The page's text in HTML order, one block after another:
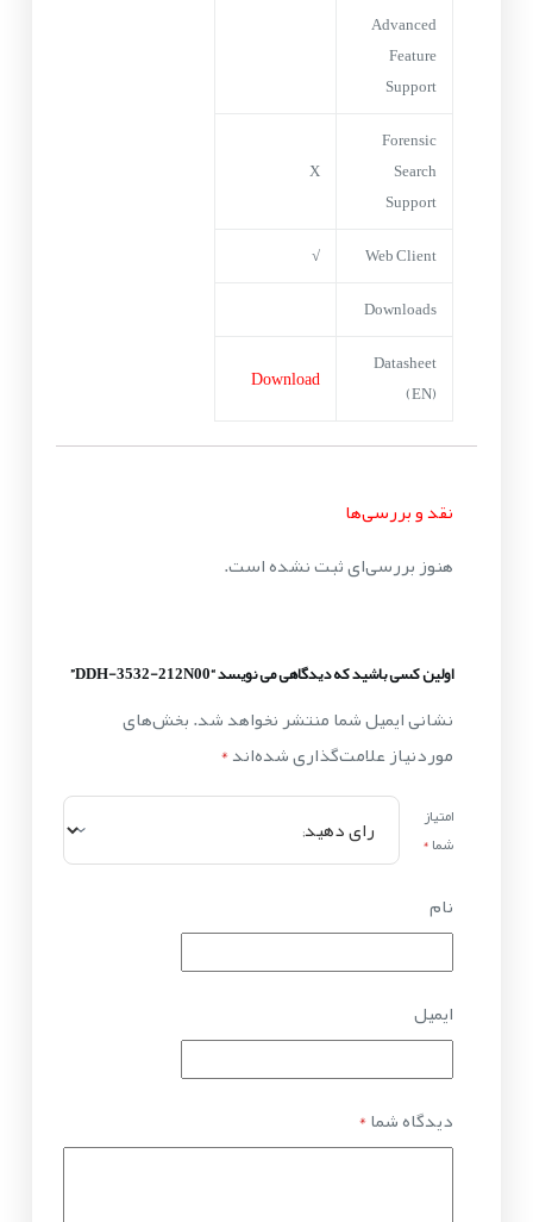
Advanced
Feature
Support
Forensic
Search
Support
X
Web Client
√
Downloads
Datasheet
(EN)
Download
نقد و بررسی‌ها
هنوز بررسی‌ای ثبت نشده است.
اولین کسی باشید که دیدگاهی می نویسد “DDH-3532-212N00”
نشانی ایمیل شما منتشر نخواهد شد.بخش‌های
موردنیاز علامت‌گذاری شده‌اند*
امتیاز
شما*
نام
ایمیل
دیدگاه شما*